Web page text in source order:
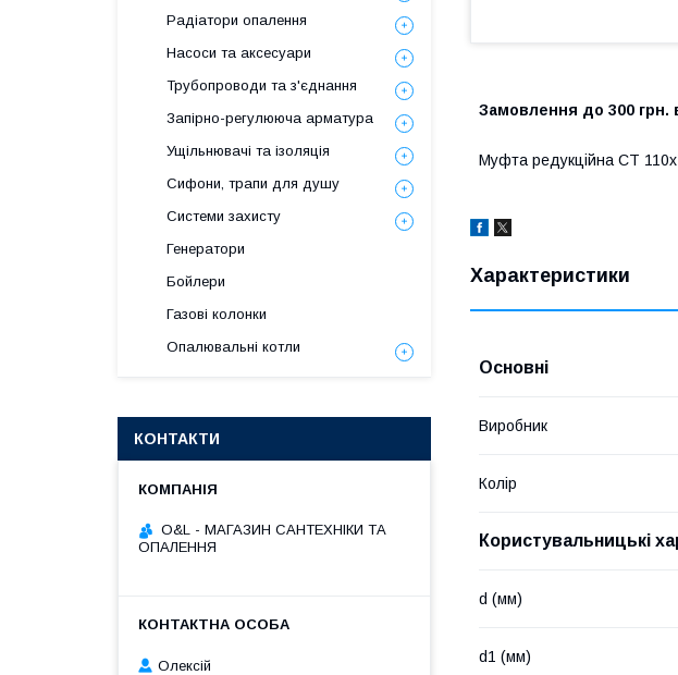
Замовлення до 300 грн.
Муфта редукційна СТ
Характеристики
Основні
Виробник
Колір
Користувальницькі
d (мм)
d1 (мм)
Радіатори опалення
Насоси та аксесуари
Трубопроводи та з'єднання
Запірно-регулююча арматура
Ущільнювачі та ізоляція
Сифони, трапи для душу
Системи захисту
Генератори
Бойлери
Газові колонки
Опалювальні котли
КОНТАКТИ
O&L - МАГАЗИН САНТЕХНІКИ ТА
ОПАЛЕННЯ
Олексій